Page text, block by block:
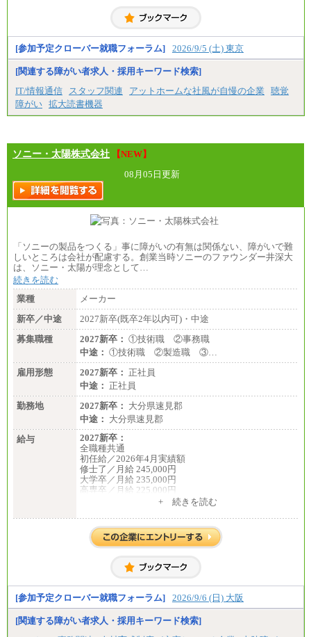
お伝えします。
[参加予定クローバー就職フォーラム] 2026/9/5 (土) 東京
[関連する障がい者求人・採用キーワード検索]
IT/情報通信
スタッフ関連 アットホームな社風が自慢の企業
聴覚
障がい 拡大読書機器
ソニー・太陽株式会社
【NEW】
08月05日更新
「ソニーの製品をつくる」事に障がいの有無は関係ない、障がいで難
しいところは会社が配慮する。創業当時ソニーのファウンダー井深大
は、ソニー・太陽が理念として…
続きを読む
業種
メーカー
新卒／中途
2027新卒(既卒2年以内可)・中途
募集職種
2027新卒： ①技術職 ②事務職
中途： ①技術職 ②製造職 ③…
雇用形態
2027新卒： 正社員
中途： 正社員
勤務地
2027新卒： 大分県速見郡
中途： 大分県速見郡
給与
2027新卒：
全職種共通
初任給／2026年4月実績額
修士了／月給 245,000円
大学卒／月給 235,000円
高専卒／月給 225,000円
短大卒／月給 210,000円
※試用期間中も給与に変更はございません
※博士課程修了者は修士卒の金額を最低額とし、経
験・能力を考慮のうえ、当社規程に基づき決定いた
月給200,000円～350,000円
基本給は能力、過去の職歴を考慮の上、当社規定に
基づき決定します。
※試用期間中も給与に変更はございません
+ 続きを読む
[参加予定クローバー就職フォーラム] 2026/9/6 (日) 大阪
[関連する障がい者求人・採用キーワード検索]